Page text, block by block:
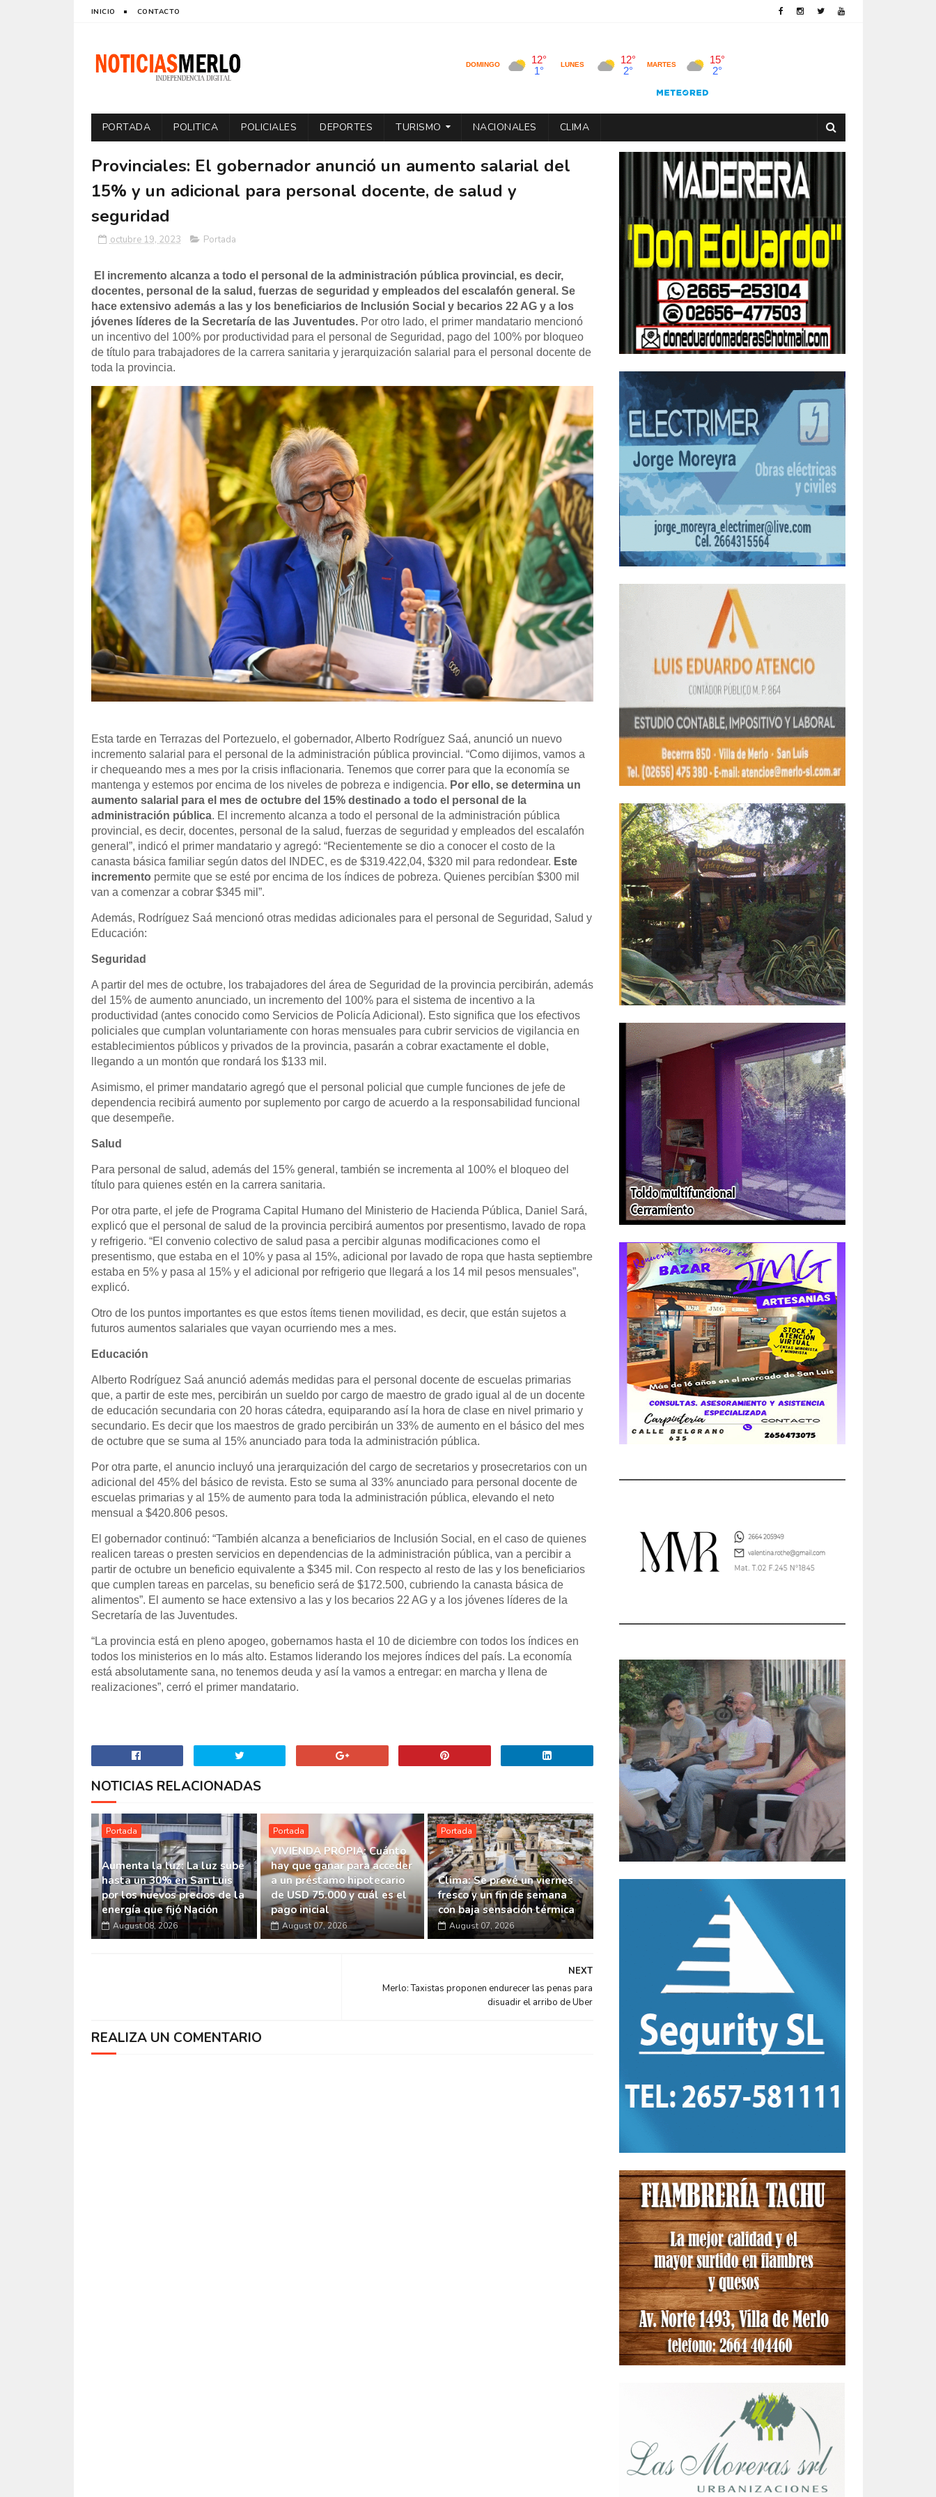
INICIO CONTACTO
PORTADA POLITICA POLICIALES DEPORTES TURISMO NACIONALES CLIMA
Provinciales: El gobernador anunció un aumento salarial del
15% y un adicional para personal docente, de salud y
seguridad
octubre 19, 2023 Portada
El incremento alcanza a todo el personal de la administración pública provincial, es decir,
docentes, personal de la salud, fuerzas de seguridad y empleados del escalafón general. Se
hace extensivo además a las y los beneficiarios de Inclusión Social y becarios 22 AG y a los
jóvenes líderes de la Secretaría de las Juventudes.Por otro lado, el primer mandatario mencionó
un incentivo del 100% por productividad para el personal de Seguridad, pago del 100% por bloqueo
de título para trabajadores de la carrera sanitaria y jerarquización salarial para el personal docente de
toda la provincia.
Esta tarde en Terrazas del Portezuelo, el gobernador, Alberto Rodríguez Saá, anunció un nuevo
incremento salarial para el personal de la administración pública provincial. “Como dijimos, vamos a
ir chequeando mes a mes por la crisis inflacionaria. Tenemos que correr para que la economía se
mantenga y estemos por encima de los niveles de pobreza e indigencia. Por ello, se determina un
aumento salarial para el mes de octubre del 15% destinado a todo el personal de la
administración pública. El incremento alcanza a todo el personal de la administración pública
provincial, es decir, docentes, personal de la salud, fuerzas de seguridad y empleados del escalafón
general”, indicó el primer mandatario y agregó: “Recientemente se dio a conocer el costo de la
canasta básica familiar según datos del INDEC, es de $319.422,04, $320 mil para redondear. Este
incremento permite que se esté por encima de los índices de pobreza. Quienes percibían $300 mil
van a comenzar a cobrar $345 mil”.
Además, Rodríguez Saá mencionó otras medidas adicionales para el personal de Seguridad, Salud y
Educación:
Seguridad
A partir del mes de octubre, los trabajadores del área de Seguridad de la provincia percibirán, además
del 15% de aumento anunciado, un incremento del 100% para el sistema de incentivo a la
productividad (antes conocido como Servicios de Policía Adicional). Esto significa que los efectivos
policiales que cumplan voluntariamente con horas mensuales para cubrir servicios de vigilancia en
establecimientos públicos y privados de la provincia, pasarán a cobrar exactamente el doble,
llegando a un montón que rondará los $133 mil.
Asimismo, el primer mandatario agregó que el personal policial que cumple funciones de jefe de
dependencia recibirá aumento por suplemento por cargo de acuerdo a la responsabilidad funcional
que desempeñe.
Salud
Para personal de salud, además del 15% general, también se incrementa al 100% el bloqueo del
título para quienes estén en la carrera sanitaria.
Por otra parte, el jefe de Programa Capital Humano del Ministerio de Hacienda Pública, Daniel Sará,
explicó que el personal de salud de la provincia percibirá aumentos por presentismo, lavado de ropa
y refrigerio. “El convenio colectivo de salud pasa a percibir algunas modificaciones como el
presentismo, que estaba en el 10% y pasa al 15%, adicional por lavado de ropa que hasta septiembre
estaba en 5% y pasa al 15% y el adicional por refrigerio que llegará a los 14 mil pesos mensuales”,
explicó.
Otro de los puntos importantes es que estos ítems tienen movilidad, es decir, que están sujetos a
futuros aumentos salariales que vayan ocurriendo mes a mes.
Educación
Alberto Rodríguez Saá anunció además medidas para el personal docente de escuelas primarias
que, a partir de este mes, percibirán un sueldo por cargo de maestro de grado igual al de un docente
de educación secundaria con 20 horas cátedra, equiparando así la hora de clase en nivel primario y
secundario. Es decir que los maestros de grado percibirán un 33% de aumento en el básico del mes
de octubre que se suma al 15% anunciado para toda la administración pública.
Por otra parte, el anuncio incluyó una jerarquización del cargo de secretarios y prosecretarios con un
adicional del 45% del básico de revista. Esto se suma al 33% anunciado para personal docente de
escuelas primarias y al 15% de aumento para toda la administración pública, elevando el neto
mensual a $420.806 pesos.
El gobernador continuó: “También alcanza a beneficiarios de Inclusión Social, en el caso de quienes
realicen tareas o presten servicios en dependencias de la administración pública, van a percibir a
partir de octubre un beneficio equivalente a $345 mil. Con respecto al resto de las y los beneficiarios
que cumplen tareas en parcelas, su beneficio será de $172.500, cubriendo la canasta básica de
alimentos”. El aumento se hace extensivo a las y los becarios 22 AG y a los jóvenes líderes de la
Secretaría de las Juventudes.
“La provincia está en pleno apogeo, gobernamos hasta el 10 de diciembre con todos los índices en
todos los ministerios en lo más alto. Estamos liderando los mejores índices del país. La economía
está absolutamente sana, no tenemos deuda y así la vamos a entregar: en marcha y llena de
realizaciones”, cerró el primer mandatario.
NOTICIAS RELACIONADAS
Portada
Aumenta la luz: La luz sube
hasta un 30% en San Luis
por los nuevos precios de la
energía que fijó Nación
August 08, 2026
Portada
VIVIENDA PROPIA: Cuánto
hay que ganar para acceder
a un préstamo hipotecario
de USD 75.000 y cuál es el
pago inicial
August 07, 2026
Portada
Clima: Se prevé un viernes
fresco y un fin de semana
con baja sensación térmica
August 07, 2026
NEXT
Merlo: Taxistas proponen endurecer las penas para
disuadir el arribo de Uber
REALIZA UN COMENTARIO